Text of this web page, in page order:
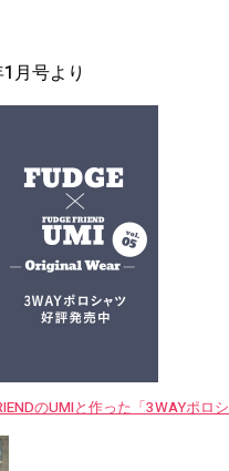
月号より
のUMIと作った「3WAYポロ